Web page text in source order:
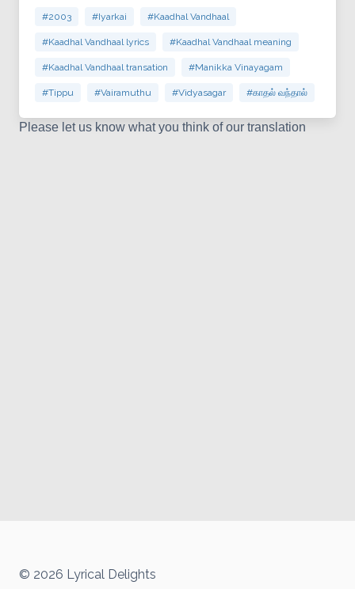
#2003 #Iyarkai #Kaadhal Vandhaal
#Kaadhal Vandhaal lyrics #Kaadhal Vandhaal meaning
#Kaadhal Vandhaal transation #Manikka Vinayagam
#Tippu #Vairamuthu #Vidyasagar #காதல் வந்தால்
Please let us know what you think of our translation
© 2026 Lyrical Delights